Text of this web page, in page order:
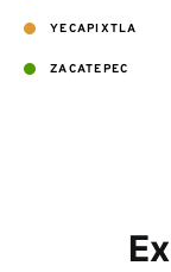
YECAPIXTLA
ZACATEPEC